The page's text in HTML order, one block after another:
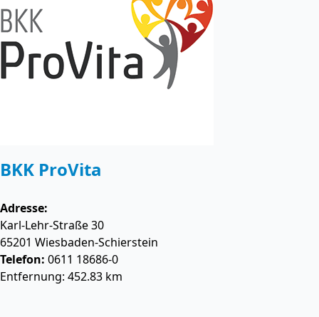
BKK ProVita
Adresse:
Karl-Lehr-Straße 30
65201 Wiesbaden-Schierstein
Telefon: 0611 18686-0
Entfernung: 452.83 km